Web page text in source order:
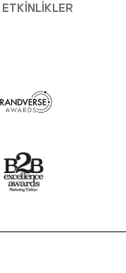
ETKINLIKLER